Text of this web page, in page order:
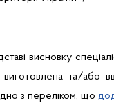
висновку
виготовлена та/або
з переліком, що